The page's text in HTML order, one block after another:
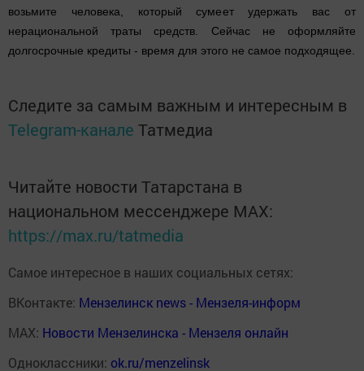
возьмите человека, который сумеет удержать вас от
нерациональной траты средств. Сейчас не оформляйте
долгосрочные кредиты - время для этого не самое подходящее.
Следите за самым важным и интересным в
Telegram-канале Татмедиа
Читайте новости Татарстана в
национальном мессенджере MАХ:
https://max.ru/tatmedia
Самое интересное в наших социальных сетях:
ВКонтакте: Мензелинск news - Мензеля-информ
MAX: Новости Мензелинска - Мензеля онлайн
Одноклассники: ok.ru/menzelinsk